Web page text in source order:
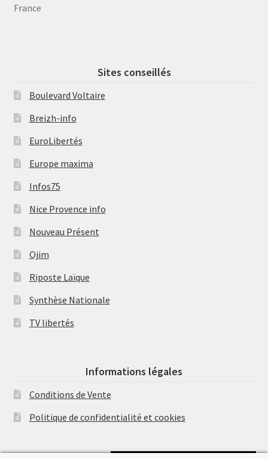
France
Sites conseillés
Boulevard Voltaire
Breizh-info
EuroLibertés
Europe maxima
Infos75
Nice Provence info
Nouveau Présent
Ojim
Riposte Laïque
Synthèse Nationale
TV libertés
Informations légales
Conditions de Vente
Politique de confidentialité et cookies